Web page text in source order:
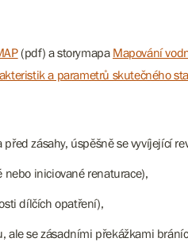
(pdf) a storymapa Mapování
a parametrů skutečného
zásahy, úspěšně se vyvíjející
iniciované renaturace),
dílčích opatření),
ale se zásadními překážkami